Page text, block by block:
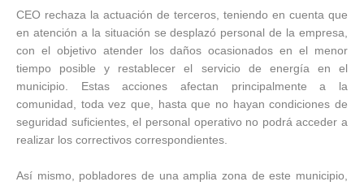
CEO rechaza la actuación de terceros, teniendo en cuenta que
en atención a la situación se desplazó personal de la empresa,
con el objetivo atender los daños ocasionados en el menor
tiempo posible y restablecer el servicio de energía en el
municipio. Estas acciones afectan principalmente a la
comunidad, toda vez que, hasta que no hayan condiciones de
seguridad suficientes, el personal operativo no podrá acceder a
realizar los correctivos correspondientes.
Así mismo, pobladores de una amplia zona de este municipio,